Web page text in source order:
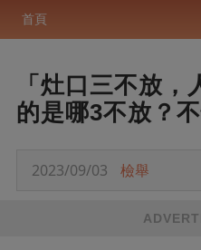
首頁
「灶口三不放
的是哪3不放？
2023/09/03 檢舉